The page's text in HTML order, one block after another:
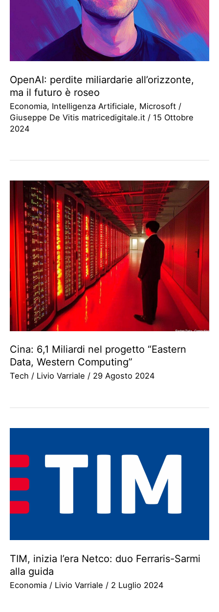
OpenAI: perdite miliardarie all’orizzonte,
ma il futuro è roseo
Economia, Intelligenza Artificiale, Microsoft /
Giuseppe De Vitis matricedigitale.it / 15 Ottobre
2024
Cina: 6,1 Miliardi nel progetto “Eastern
Data, Western Computing”
Tech / Livio Varriale / 29 Agosto 2024
TIM, inizia l’era Netco: duo Ferraris-Sarmi
alla guida
Economia / Livio Varriale / 2 Luglio 2024